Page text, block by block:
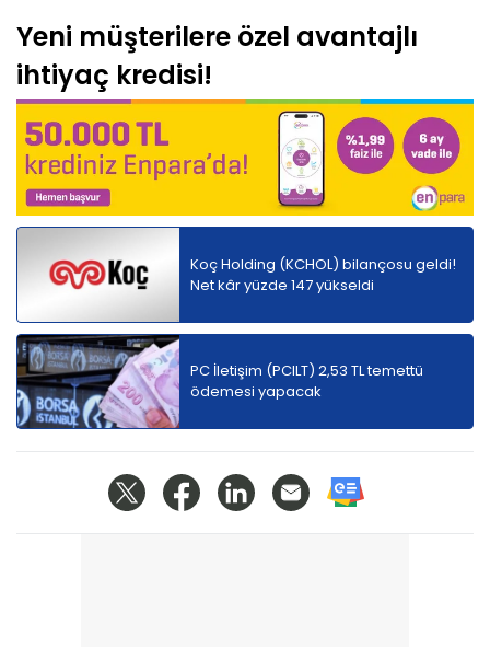
Yeni müşterilere özel avantajlı
ihtiyaç kredisi!
Koç Holding (KCHOL) bilançosu geldi!
Net kâr yüzde 147 yükseldi
PC İletişim (PCILT) 2,53 TL temettü
ödemesi yapacak